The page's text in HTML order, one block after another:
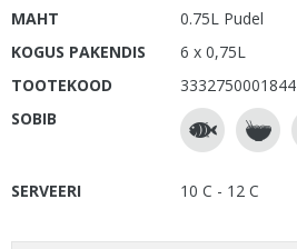
MAHT
0.75L Pudel
KOGUS PAKENDIS
6 x 0,75L
TOOTEKOOD
3332750001844
SOBIB
SERVEERI 10 C - 12 C